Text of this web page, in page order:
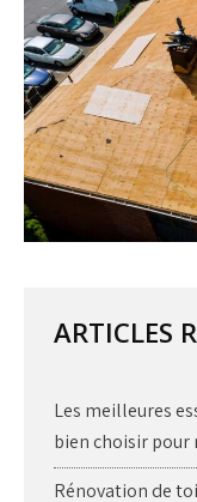
ARTICLES
Les meilleures
bien choisir pour
Rénovation de